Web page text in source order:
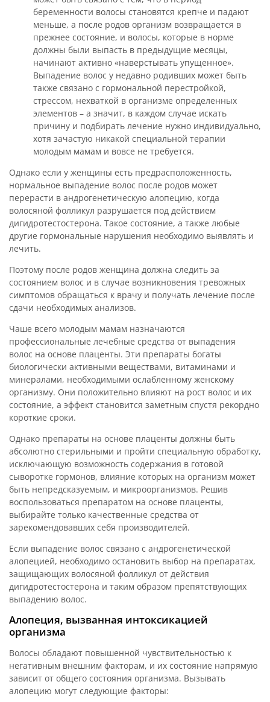
беременности волосы становятся крепче и падают
меньше, а после родов организм возвращается в
прежнее состояние, и волосы, которые в норме
должны были выпасть в предыдущие месяцы,
начинают активно «наверстывать упущенное».
Выпадение волос у недавно родивших может быть
также связано с гормональной перестройкой,
стрессом, нехваткой в организме определенных
элементов – а значит, в каждом случае искать
причину и подбирать лечение нужно индивидуально,
хотя зачастую никакой специальной терапии
молодым мамам и вовсе не требуется.
Однако если у женщины есть предрасположенность,
нормальное выпадение волос после родов может
перерасти в андрогенетическую алопецию, когда
волосяной фолликул разрушается под действием
дигидротестостерона. Такое состояние, а также любые
другие гормональные нарушения необходимо выявлять и
лечить.
Поэтому после родов женщина должна следить за
состоянием волос и в случае возникновения тревожных
симптомов обращаться к врачу и получать лечение после
сдачи необходимых анализов.
Чаше всего молодым мамам назначаются
профессиональные лечебные средства от выпадения
волос на основе плаценты. Эти препараты богаты
биологически активными веществами, витаминами и
минералами, необходимыми ослабленному женскому
организму. Они положительно влияют на рост волос и их
состояние, а эффект становится заметным спустя рекордно
короткие сроки.
Однако препараты на основе плаценты должны быть
абсолютно стерильными и пройти специальную обработку,
исключающую возможность содержания в готовой
сыворотке гормонов, влияние которых на организм может
быть непредсказуемым, и микроорганизмов. Решив
воспользоваться препаратом на основе плаценты,
выбирайте только качественные средства от
зарекомендовавших себя производителей.
Если выпадение волос связано с андрогенетической
алопецией, необходимо остановить выбор на препаратах,
защищающих волосяной фолликул от действия
дигидротестостерона и таким образом препятствующих
выпадению волос.
Алопеция, вызванная интоксикацией
организма
Волосы обладают повышенной чувствительностью к
негативным внешним факторам, и их состояние напрямую
зависит от общего состояния организма. Вызывать
алопецию могут следующие факторы: